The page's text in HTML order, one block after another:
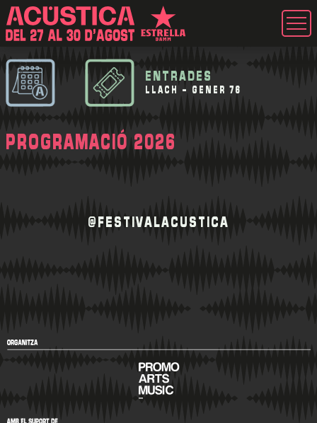
ENTRADES
LLACH - GENER 76
PROGRAMACIÓ 2026
@FESTIVALACUSTICA